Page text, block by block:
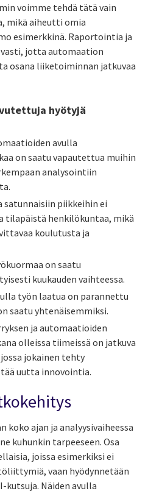
voimme tehdä tätä vain
mikä aiheutti omia
esimerkkinä. Raportointia ja
jotta automaation
osana liiketoiminnan jatkuvaa
hyötyjä
avulla
on saatu vapautettua muihin
analysointiin
satunnaisiin piikkeihin ei
henkilökuntaa, mikä
koulutusta ja
on saatu
kuukauden vaihteessa.
työn laatua on parannettu
saatu yhtenäisemmiksi.
ja automaatioiden
olleissa tiimeissä on jatkuva
jokainen tehty
uutta innovointia.
ajan ja analyysivaiheessa
kuhunkin tarpeeseen. Osa
joissa esimerkiksi ei
vaan hyödynnetään
kutsuja. Näiden avulla